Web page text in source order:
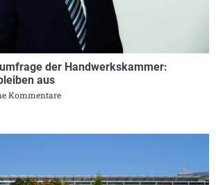
der Handwerkskammer:
aus
Kommentare